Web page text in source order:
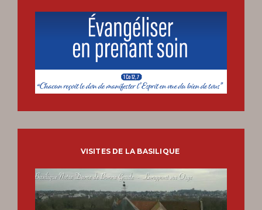
VISITES DE LA BASILIQUE